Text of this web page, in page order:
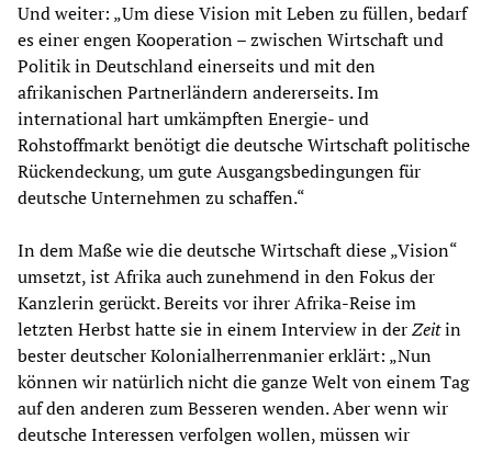
Und weiter: „Um diese Vision mit Leben zu füllen, bedarf
es einer engen Kooperation – zwischen Wirtschaft und
Politik in Deutschland einerseits und mit den
afrikanischen Partnerländern andererseits. Im
international hart umkämpften Energie- und
Rohstoffmarkt benötigt die deutsche Wirtschaft politische
Rückendeckung, um gute Ausgangsbedingungen für
deutsche Unternehmen zu schaffen.“
In dem Maße wie die deutsche Wirtschaft diese „Vision“
umsetzt, ist Afrika auch zunehmend in den Fokus der
Kanzlerin gerückt. Bereits vor ihrer Afrika-Reise im
letzten Herbst hatte sie in einem Interview in derZeitin
bester deutscher Kolonialherrenmanier erklärt: „Nun
können wir natürlich nicht die ganze Welt von einem Tag
auf den anderen zum Besseren wenden. Aber wenn wir
deutsche Interessen verfolgen wollen, müssen wir